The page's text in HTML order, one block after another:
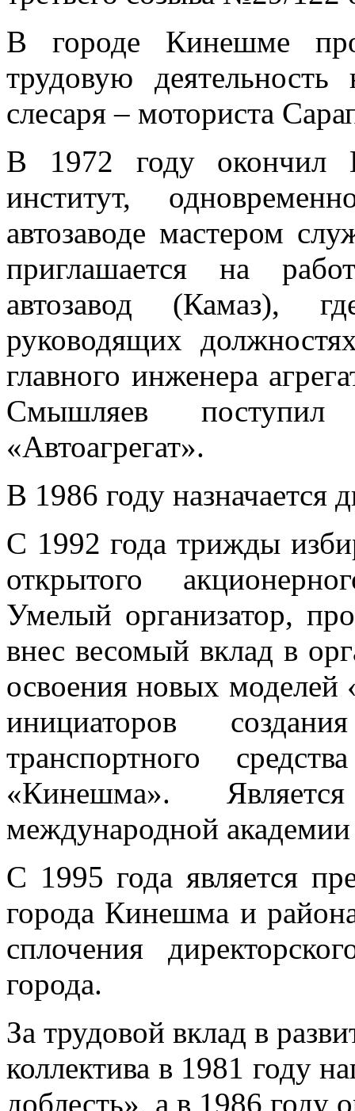
В городе Кинешме
трудовую
слесаря – моториста
В 1972 году окончил
институт,
автозаводе мастером
приглашается на
автозавод (Камаз),
руководящих
главного инженера
Смышляев
«Автоагрегат».
В 1986 году назначается
С 1992 года трижды
открытого
Умелый организатор,
внес весомый вклад в
освоения новых моделей
инициаторов
транспортного
«Кинешма».
международной
С 1995 года является
города Кинешма и
сплочения
города.
За трудовой вклад в
коллектива в 1981 году
доблесть», а в 1986 году